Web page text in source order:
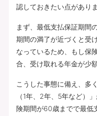
認しておきたい点がありま
まず、最低支払保証期間
期間の満了が近づくと受
なっているため、もし保
合、受け取れる年金が少
こうした事態に備え、多
（1年、2年、5年など）
険期間が60歳までで最低